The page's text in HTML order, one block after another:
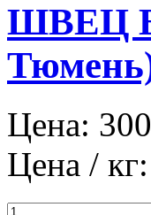
ШВЕЦ
Цена:
Цена / кг: